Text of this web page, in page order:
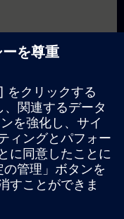
トレーニング
積もりをご希望の場
ください。このタイ
のグループに適して
望をご入力いただく
す。